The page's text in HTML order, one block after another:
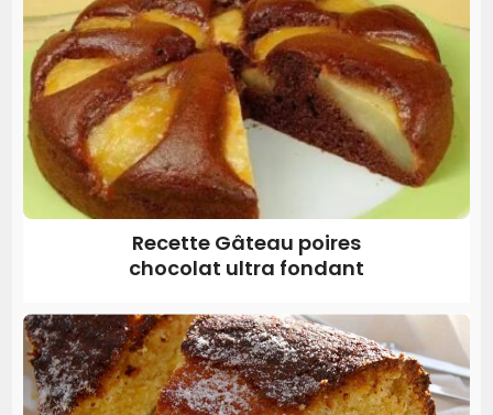
Recette Gâteau poires
chocolat ultra fondant